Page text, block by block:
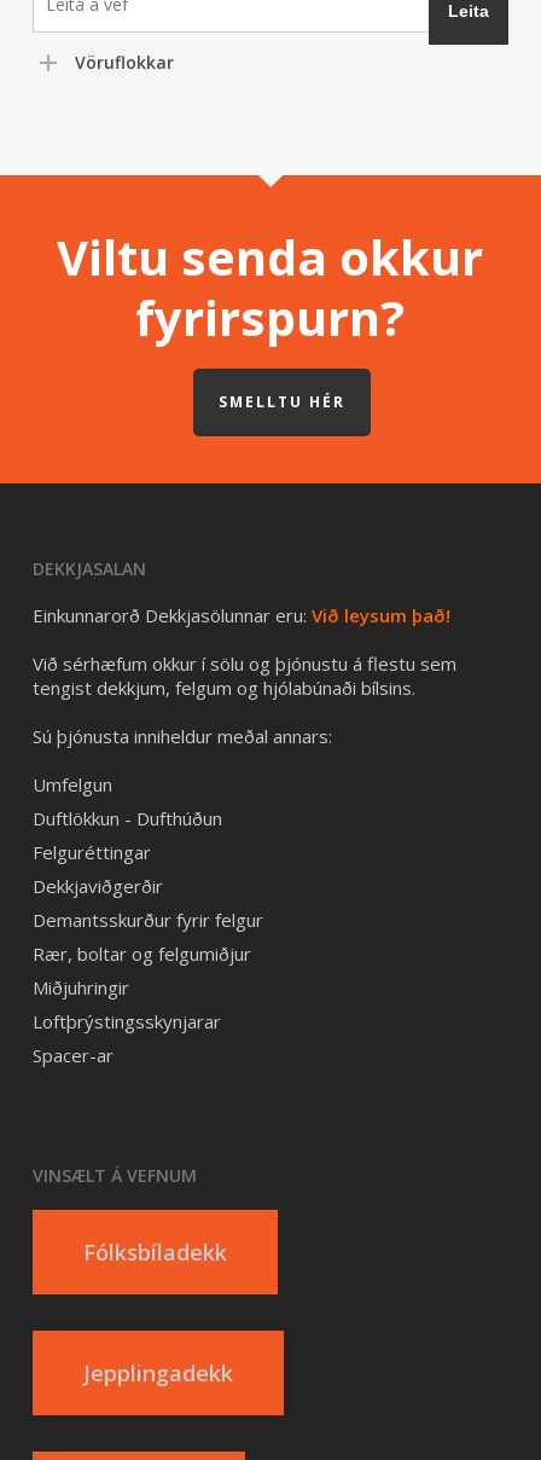
Vöruflokkar
Viltu senda okkur
fyrirspurn?
SMELLTU HÉR
DEKKJASALAN
Einkunnarorð Dekkjasölunnar eru: Við leysum það!
Við sérhæfum okkur í sölu og þjónustu á flestu sem
tengist dekkjum, felgum og hjólabúnaði bílsins.
Sú þjónusta inniheldur meðal annars:
Umfelgun
Duftlökkun - Dufthúðun
Felguréttingar
Dekkjaviðgerðir
Demantsskurður fyrir felgur
Rær, boltar og felgumiðjur
Miðjuhringir
Loftþrýstingsskynjarar
Spacer-ar
VINSÆLT Á VEFNUM
Fólksbíladekk
Jepplingadekk